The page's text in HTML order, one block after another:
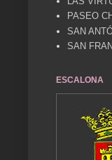
PASEO
SAN
SAN
ESCALONA